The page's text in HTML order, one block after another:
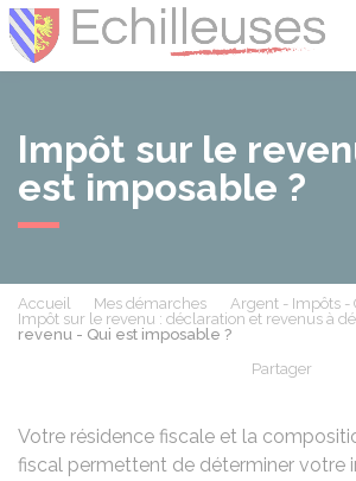
Impôt sur le
est imposable ?
Accueil Mes démarches
Argent - Impôts -
Impôt sur le revenu : déclaration et revenus à
revenu - Qui est imposable ?
Partager
Votre résidence fiscale et la
fiscal permettent de déterminer votre